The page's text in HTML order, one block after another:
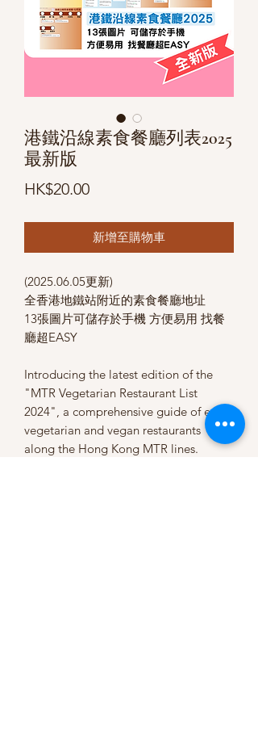
港鐵沿線素食餐廳列表2025
最新版
HK$20.00價
新增至購物車
(2025.06.05更新)
全香港地鐵站附近的素食餐廳地址
13張圖片可儲存於手機 方便易用 找餐
廳超EASY
Introducing the latest edition of the
"MTR Vegetarian Restaurant List
2024", a comprehensive guide of every
vegetarian and vegan restaurants
along the Hong Kong MTR lines.